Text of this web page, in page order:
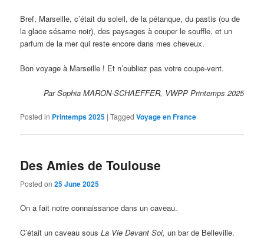
Bref, Marseille, c’était du soleil, de la pétanque, du pastis (ou de
la glace sésame noir), des paysages à couper le souffle, et un
parfum de la mer qui reste encore dans mes cheveux.
Bon voyage à Marseille ! Et n’oubliez pas votre coupe-vent.
Par Sophia MARON-SCHAEFFER, VWPP Printemps 2025
Posted in Printemps 2025 |Tagged Voyage en France
Des Amies de Toulouse
Posted on25 June 2025
On a fait notre connaissance dans un caveau.
C’était un caveau sousLa Vie Devant Soi, un bar de Belleville.